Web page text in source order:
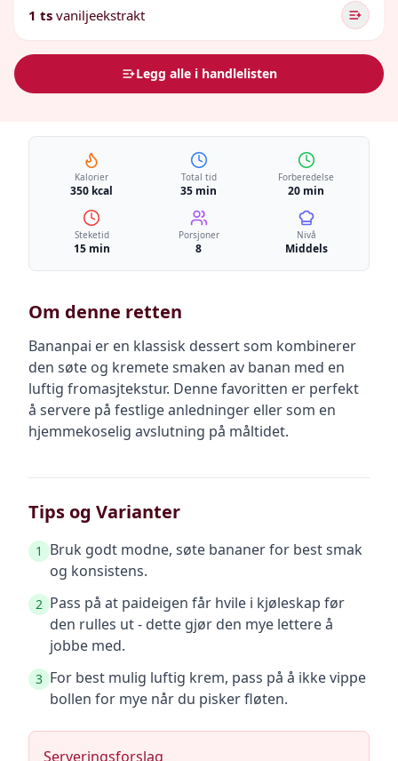
1 ts vaniljeekstrakt
Legg alle i handlelisten
Kalorier
350 kcal
Total tid
35 min
Forberedelse
20 min
Steketid
15 min
Porsjoner
8
Nivå
Middels
Om denne retten
Bananpai er en klassisk dessert som kombinerer
den søte og kremete smaken av banan med en
luftig fromasjtekstur. Denne favoritten er perfekt
å servere på festlige anledninger eller som en
hjemmekoselig avslutning på måltidet.
Tips og Varianter
1
Bruk godt modne, søte bananer for best smak
og konsistens.
2 Pass på at paideigen får hvile i kjøleskap før
den rulles ut - dette gjør den mye lettere å
jobbe med.
3 For best mulig luftig krem, pass på å ikke vippe
bollen for mye når du pisker fløten.
Serveringsforslag